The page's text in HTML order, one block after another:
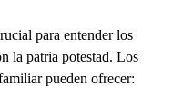
para entender los
la patria potestad. Los
pueden ofrecer: